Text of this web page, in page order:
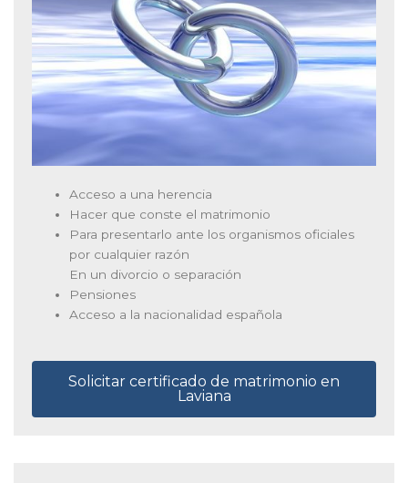
Acceso a una herencia
Hacer que conste el matrimonio
Para presentarlo ante los organismos oficiales
por cualquier razón
En un divorcio o separación
Pensiones
Acceso a la nacionalidad española
Solicitar certificado de matrimonio en
Laviana